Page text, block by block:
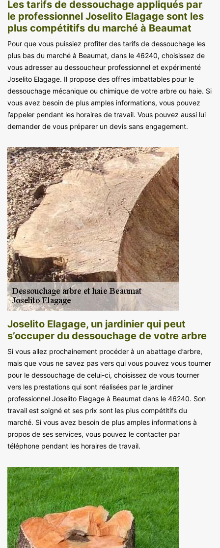
Les tarifs de dessouchage appliqués par
le professionnel Joselito Elagage sont les
plus compétitifs du marché à Beaumat
Pour que vous puissiez profiter des tarifs de dessouchage les
plus bas du marché à Beaumat, dans le 46240, choisissez de
vous adresser au dessoucheur professionnel et expérimenté
Joselito Elagage. Il propose des offres imbattables pour le
dessouchage mécanique ou chimique de votre arbre ou haie. Si
vous avez besoin de plus amples informations, vous pouvez
l’appeler pendant les horaires de travail. Vous pouvez aussi lui
demander de vous préparer un devis sans engagement.
Joselito Elagage, un jardinier qui peut
s’occuper du dessouchage de votre arbre
Si vous allez prochainement procéder à un abattage d’arbre,
mais que vous ne savez pas vers qui vous pouvez vous tourner
pour le dessouchage de celui-ci, choisissez de vous tourner
vers les prestations qui sont réalisées par le jardiner
professionnel Joselito Elagage à Beaumat dans le 46240. Son
travail est soigné et ses prix sont les plus compétitifs du
marché. Si vous avez besoin de plus amples informations à
propos de ses services, vous pouvez le contacter par
téléphone pendant les horaires de travail.